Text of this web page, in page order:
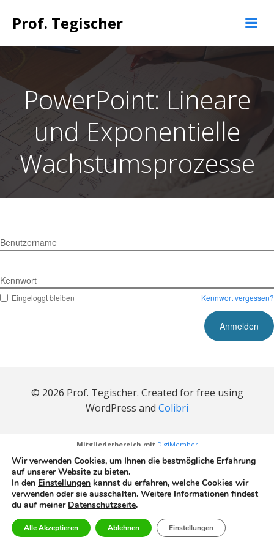
Prof. Tegischer
PowerPoint: Lineare
und Exponentielle
Wachstumsprozesse
Benutzername
Kennwort
Eingeloggt bleiben Kennwort vergessen?
© 2026 Prof. Tegischer. Created for free using
WordPress and Colibri
Mitgliederbereich mitDigiMember
Wir verwenden Cookies, um Ihnen die bestmögliche Erfahrung
auf unserer Website zu bieten.
In den Einstellungen kannst du erfahren, welche Cookies wir
verwenden oder sie ausschalten. Weitere Informationen findest
du auf meiner Datenschutzseite.
Alle Akzeptieren Ablehnen Einstellungen